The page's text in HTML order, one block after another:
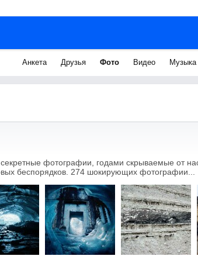
Анкета Друзья Фото Видео Музыка
фотографии, годами скрываемые от
беспорядков. 274 шокирующих фотографии...